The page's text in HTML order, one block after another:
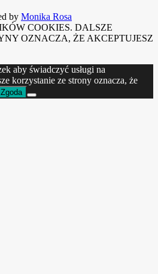
by Monika Rosa
COOKIES. DALSZE
OZNACZA, ŻE AKCEPTUJESZ
aby świadczyć usługi na
korzystanie ze strony oznacza, że
Zgoda